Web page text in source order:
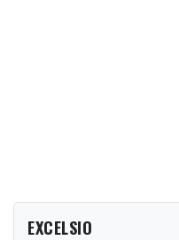
EXCELSIO